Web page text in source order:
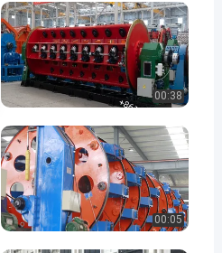
00:38
00:05